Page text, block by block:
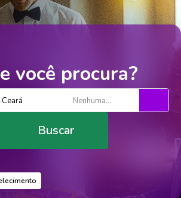
você procura?
Ceará Nenhuma opção selecionada
Buscar